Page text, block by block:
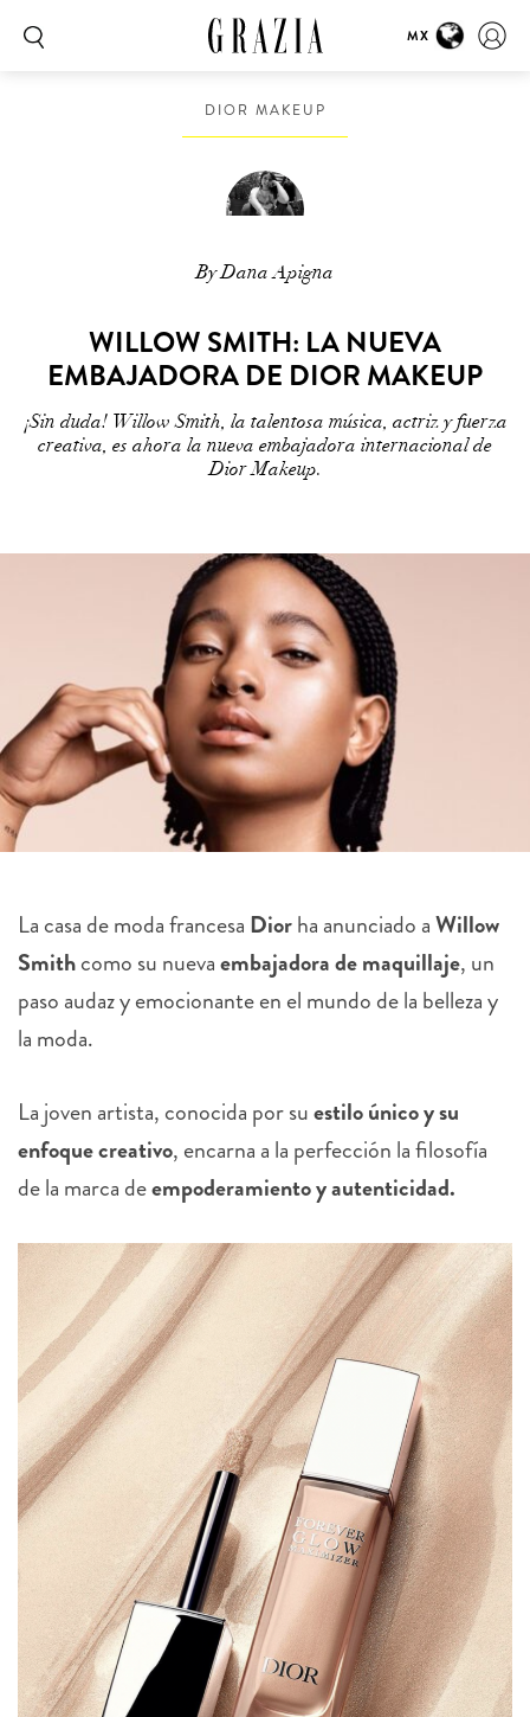
MX
DIOR MAKEUP
By Dana Apigna
WILLOW SMITH: LA NUEVA
EMBAJADORA DE DIOR MAKEUP
¡Sin duda! Willow Smith, la talentosa música, actriz y fuerza
creativa, es ahora la nueva embajadora internacional de
Dior Makeup.
Smithcomo su nuevaembajadora de maquillaje, un
paso audaz y emocionante en el mundo de la belleza y
la moda.
enfoque creativo, encarna a la perfección la filosofía
de la marca deempoderamiento y autenticidad.